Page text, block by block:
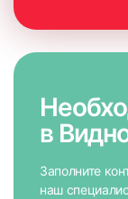
в
Заполните
наш